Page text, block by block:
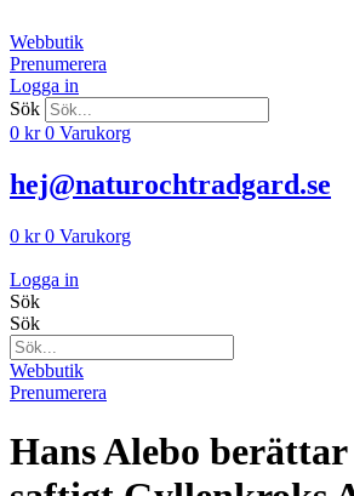
till
innehåll
Webbutik
Prenumerera
Logga in
Sök
0 kr 0 Varukorg
hej@naturochtradgard.se
0 kr 0 Varukorg
Logga in
Sök
Sök
Webbutik
Prenumerera
Hans Alebo